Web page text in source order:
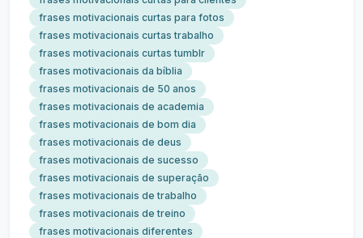
frases motivacionais curtas para fotos
frases motivacionais curtas trabalho
frases motivacionais curtas tumblr
frases motivacionais da bíblia
frases motivacionais de 50 anos
frases motivacionais de academia
frases motivacionais de bom dia
frases motivacionais de deus
frases motivacionais de sucesso
frases motivacionais de superação
frases motivacionais de trabalho
frases motivacionais de treino
frases motivacionais diferentes